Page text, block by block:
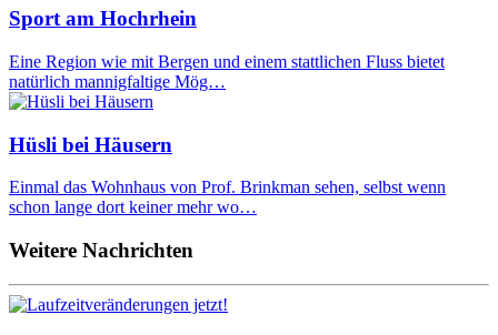
Sport am Hochrhein
Eine Region wie mit Bergen und einem stattlichen Fluss bietet
natürlich mannigfaltige Mög…
Hüsli bei Häusern
Einmal das Wohnhaus von Prof. Brinkman sehen, selbst wenn
schon lange dort keiner mehr wo…
Weitere Nachrichten